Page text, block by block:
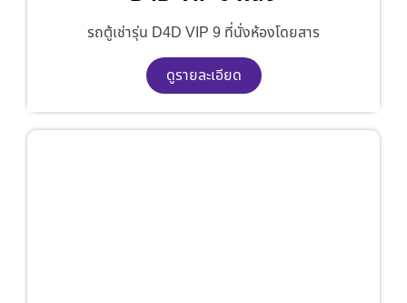
รถตู้เช่ารุ่น D4D VIP 9 ที่นั่งห้องโดยสาร
ดูรายละเอียด